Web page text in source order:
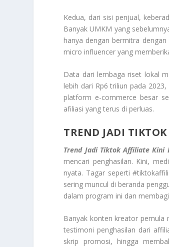
Kedua, dari sisi penjual,
Banyak UMKM yang
hanya dengan bermitra
micro influencer yang
Data dari lembaga riset lokal
lebih dari Rp6 triliun pada
platform e-commerce besar
afiliasi yang terus di perluas.
TREND JADI
Trend Jadi Tiktok Affiliate Kini
mencari penghasilan. Kini,
nyata. Tagar seperti
sering muncul di beranda
dalam program ini dan
Banyak konten kreator pemula
testimoni penghasilan dari
skrip promosi, hingga